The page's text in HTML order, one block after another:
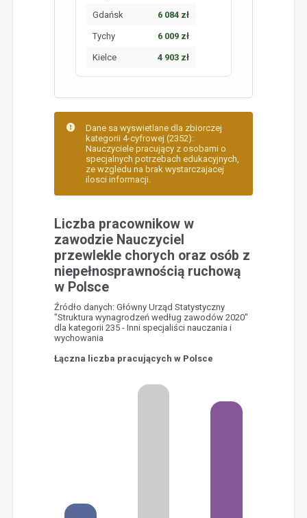
Gdańsk 6 084 zł
Tychy 6 009 zł
Kielce 4 903 zł
Dane sa wyswietlane dla zbiorczej
kategorii 4-cyfrowej (2352):
Nauczyciele pracujący z osobami o
specjalnych potrzebach edukacyjnych,
ze wzgledu na brak wystarczajacej
ilosci informacji.
Liczba pracownikow w
zawodzie Nauczyciel
przewlekle chorych oraz osób z
niepełnosprawnością ruchową
w Polsce
Źródło danych: Główny Urząd Statystyczny
"Struktura wynagrodzeń według zawodów 2020"
dla kategorii 235 - Inni specjaliści nauczania i
wychowania
Łączna liczba pracujących w Polsce